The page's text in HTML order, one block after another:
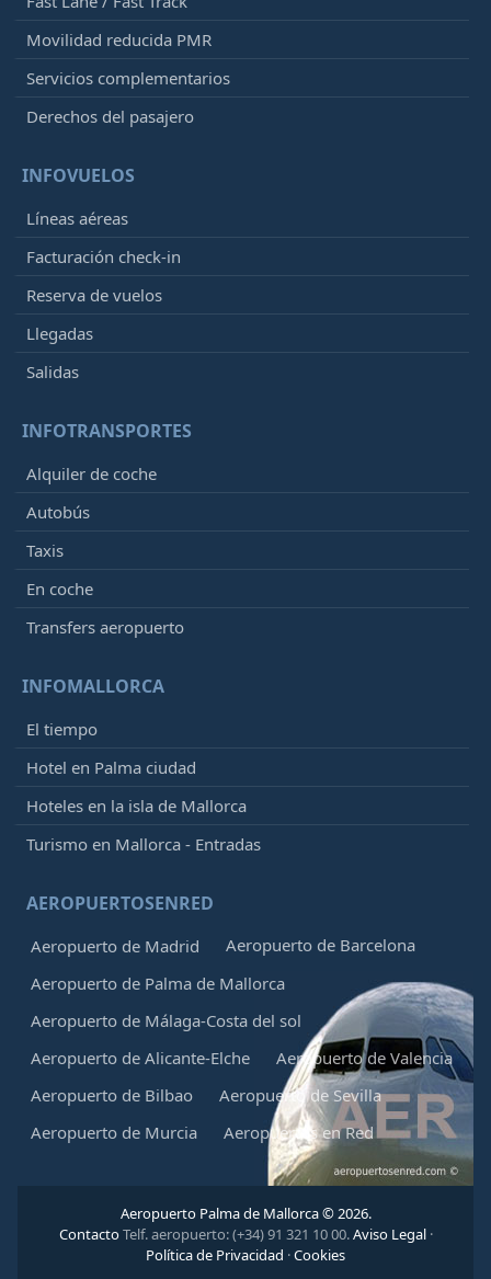
Movilidad reducida PMR
Servicios complementarios
Derechos del pasajero
INFOVUELOS
Líneas aéreas
Facturación check-in
Reserva de vuelos
Llegadas
Salidas
INFOTRANSPORTES
Alquiler de coche
Autobús
Taxis
En coche
Transfers aeropuerto
INFOMALLORCA
El tiempo
Hotel en Palma ciudad
Hoteles en la isla de Mallorca
Turismo en Mallorca - Entradas
AEROPUERTOSENRED
Aeropuerto de Madrid
Aeropuerto de Barcelona
Aeropuerto de Palma de Mallorca
Aeropuerto de Málaga-Costa del sol
Aeropuerto de Alicante-Elche
Aeropuerto de Valencia
Aeropuerto de Bilbao
Aeropuerto de Sevilla
Aeropuerto de Murcia
Aeropuertos en Red
Aeropuerto Palma de Mallorca © 2026.
ContactoTelf. aeropuerto: (+34) 91 321 10 00.Aviso Legal·
Política de Privacidad ·Cookies